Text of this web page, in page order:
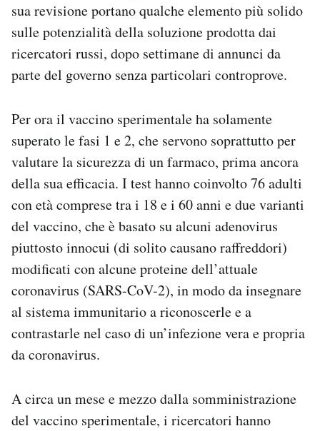
sua revisione portano qualche elemento più solido
sulle potenzialità della soluzione prodotta dai
ricercatori russi, dopo settimane di annunci da
parte del governo senza particolari controprove.
Per ora il vaccino sperimentale ha solamente
superato le fasi 1 e 2, che servono soprattutto per
valutare la sicurezza di un farmaco, prima ancora
della sua efficacia. I test hanno coinvolto 76 adulti
con età comprese tra i 18 e i 60 anni e due varianti
del vaccino, che è basato su alcuni adenovirus
piuttosto innocui (di solito causano raffreddori)
modificati con alcune proteine dell’attuale
coronavirus (SARS-CoV-2), in modo da insegnare
al sistema immunitario a riconoscerle e a
contrastarle nel caso di un’infezione vera e propria
da coronavirus.
A circa un mese e mezzo dalla somministrazione
del vaccino sperimentale, i ricercatori hanno